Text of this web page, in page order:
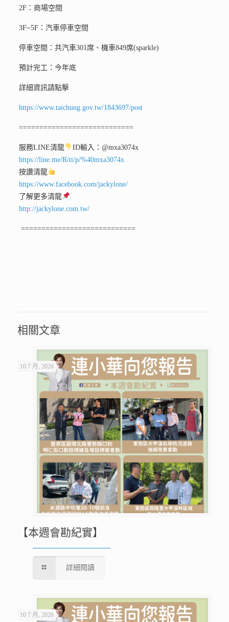
2F：商場空間
3F~5F：汽車停車空間
停車空間：共汽車301席、機車849席(sparkle)
預計完工：今年底
詳細資訊請點擊
https://www.taichung.gov.tw/1843697/post
============================
服務LINE清龍
ID輸入：@mxa3074x
https://line.me/R/ti/p/%40mxa3074x
按讚清龍
https://www.facebook.com/jackylone/
了解更多清龍
http://jackylone.com.tw/
============================
相關文章
10 7 月, 2026
【本週會勘紀實】
詳細閱讀
10 7 月, 2026